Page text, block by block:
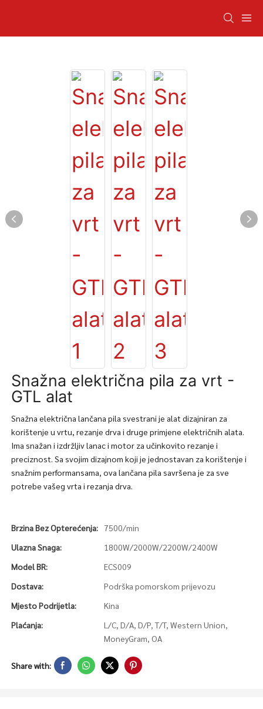
Snažna električna pila za vrt -
GTL alat
Snažna električna lančana pila svestrani je alat dizajniran za
korištenje u vrtu, rezanje drva i druge primjene električnih alata.
Ima snažan i izdržljiv lanac i motor za učinkovito rezanje i
preciznost. Sa svojim dizajnom koji je jednostavan za korištenje i
snažnim performansama, ova lančana pila savršena je za sve
potrebe vašeg vrta i rezanja drva.
Brzina Bez Opterećenja:
7500/min
Ulazna Snaga:
1800W/2000W/2200W/2400W
Model BR:
ECS009
Dostava:
Podrška pomorskom prijevozu
Mjesto Podrijetla:
Kina
Plaćanja:
L/C, D/A, D/P, T/T, Western Union,
MoneyGram, OA
Share with: